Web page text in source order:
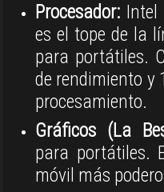
Procesador: Intel
es el tope de la
para portátiles.
de rendimiento y
procesamiento.
Gráficos (La
para portátiles.
móvil más